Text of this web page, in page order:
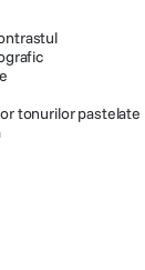
tonurilor pastelate